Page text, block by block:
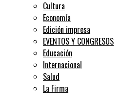
Cultura
Economía
Edición impresa
EVENTOS Y CONGRESOS
Educación
Internacional
Salud
La Firma